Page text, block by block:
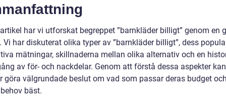
har vi utforskat begreppet ”barnkläder billigt” genom en
Vi har diskuterat olika typer av ”barnkläder billigt”, dess
mätningar, skillnaderna mellan olika alternativ och en
av för- och nackdelar. Genom att förstå dessa aspekter kan
göra välgrundade beslut om vad som passar deras budget
bäst.